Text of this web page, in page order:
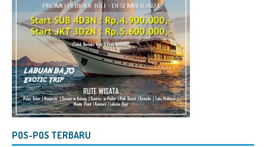
POS-POS TERBARU